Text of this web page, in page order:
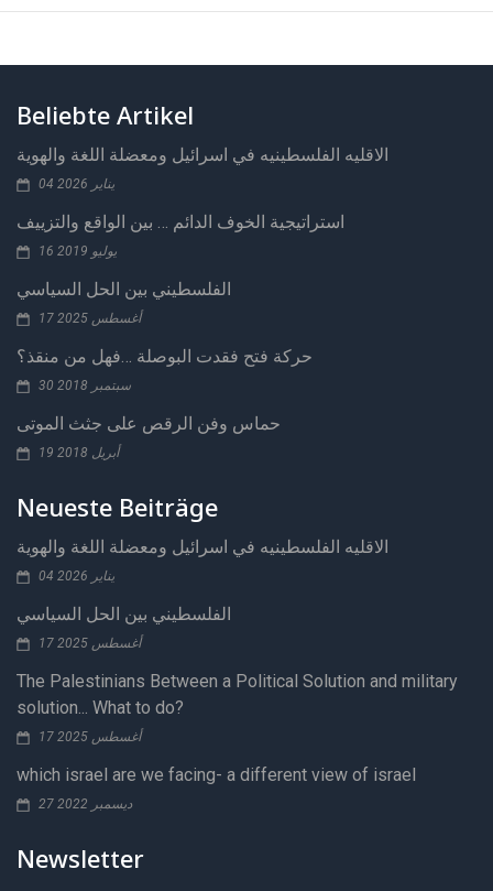
Beliebte Artikel
الاقليه الفلسطينيه في اسرائيل ومعضلة اللغة والهوية
04 يناير 2026
استراتيجية الخوف الدائم … بين الواقع والتزييف
16 يوليو 2019
الفلسطيني بين الحل السياسي
17 أغسطس 2025
حركة فتح فقدت البوصلة …فهل من منقذ؟
30 سبتمبر 2018
حماس وفن الرقص على جثث الموتى
19 أبريل 2018
Neueste Beiträge
الاقليه الفلسطينيه في اسرائيل ومعضلة اللغة والهوية
04 يناير 2026
الفلسطيني بين الحل السياسي
17 أغسطس 2025
The Palestinians Between a Political Solution and military
solution... What to do?
17 أغسطس 2025
which israel are we facing- a different view of israel
27 ديسمبر 2022
Newsletter